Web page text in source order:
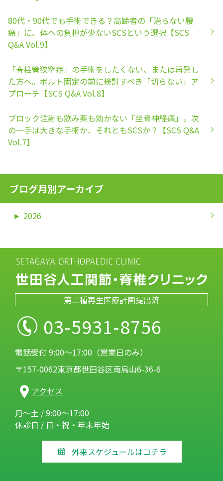
80代・90代でも手術できる？高齢者の「治らない腰
痛」に、体への負担が少ないSCSという選択【SCS
Q&A Vol.9】
「脊柱管狭窄症」の手術をしたくない、または再発し
た方へ。ボルト固定の前に検討すべき「切らない」ア
プローチ【SCS Q&A Vol.8】
ブロック注射も飲み薬も効かない「坐骨神経痛」。次
の一手は大きな手術か、それともSCSか？【SCS Q&A
Vol.7】
ブログ月別アーカイブ
► 2026
第二種再生医療計画提出済
03-5931-8756
電話受付 9:00～17:00（営業日のみ）
〒157-0062東京都世田谷区南烏山6-36-6
アクセス
月～土 / 9:00～17:00
休診日 / 日・祝・年末年始
外来スケジュールはコチラ